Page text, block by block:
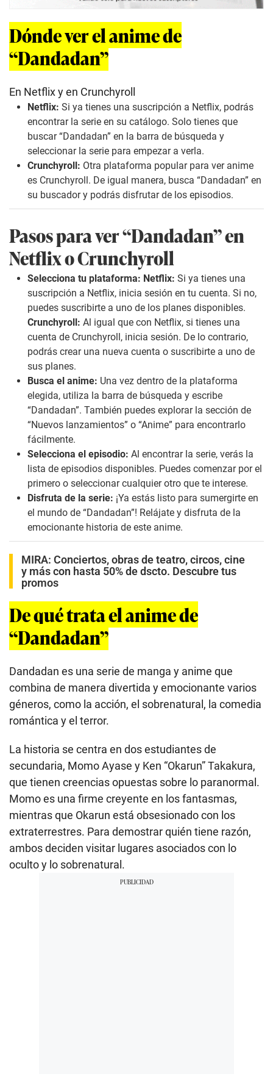
Dónde ver el anime de
“Dandadan”
En Netflix y en Crunchyroll
Netflix: Si ya tienes una suscripción a Netflix, podrás
encontrar la serie en su catálogo. Solo tienes que
buscar “Dandadan” en la barra de búsqueda y
seleccionar la serie para empezar a verla.
Crunchyroll: Otra plataforma popular para ver anime
es Crunchyroll. De igual manera, busca “Dandadan” en
su buscador y podrás disfrutar de los episodios.
Pasos para ver “Dandadan” en
Netflix o Crunchyroll
Selecciona tu plataforma: Netflix: Si ya tienes una
suscripción a Netflix, inicia sesión en tu cuenta. Si no,
puedes suscribirte a uno de los planes disponibles.
Crunchyroll: Al igual que con Netflix, si tienes una
cuenta de Crunchyroll, inicia sesión. De lo contrario,
podrás crear una nueva cuenta o suscribirte a uno de
sus planes.
Busca el anime: Una vez dentro de la plataforma
elegida, utiliza la barra de búsqueda y escribe
“Dandadan”. También puedes explorar la sección de
“Nuevos lanzamientos” o “Anime” para encontrarlo
fácilmente.
Selecciona el episodio: Al encontrar la serie, verás la
lista de episodios disponibles. Puedes comenzar por el
primero o seleccionar cualquier otro que te interese.
Disfruta de la serie: ¡Ya estás listo para sumergirte en
el mundo de “Dandadan”! Relájate y disfruta de la
emocionante historia de este anime.
MIRA: Conciertos, obras de teatro, circos, cine
y más con hasta 50% de dscto. Descubre tus
promos
De qué trata el anime de
“Dandadan”
Dandadan es una serie de manga y anime que
combina de manera divertida y emocionante varios
géneros, como la acción, el sobrenatural, la comedia
romántica y el terror.
La historia se centra en dos estudiantes de
secundaria, Momo Ayase y Ken “Okarun” Takakura,
que tienen creencias opuestas sobre lo paranormal.
Momo es una firme creyente en los fantasmas,
mientras que Okarun está obsesionado con los
extraterrestres. Para demostrar quién tiene razón,
ambos deciden visitar lugares asociados con lo
oculto y lo sobrenatural.